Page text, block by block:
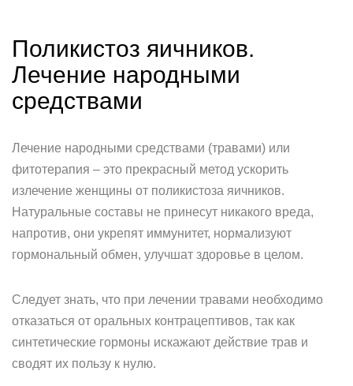
Поликистоз яичников.
Лечение народными
средствами
Лечение народными средствами (травами) или
фитотерапия – это прекрасный метод ускорить
излечение женщины от поликистоза яичников.
Натуральные составы не принесут никакого вреда,
напротив, они укрепят иммунитет, нормализуют
гормональный обмен, улучшат здоровье в целом.
Следует знать, что при лечении травами необходимо
отказаться от оральных контрацептивов, так как
синтетические гормоны искажают действие трав и
сводят их пользу к нулю.